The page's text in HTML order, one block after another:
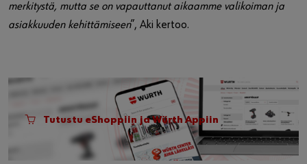
merkitystä, mutta se on vapauttanut aikaamme valikoiman ja
asiakkuuden kehittämiseen”, Aki kertoo.
Tutustu eShoppiin ja Würth Appiin